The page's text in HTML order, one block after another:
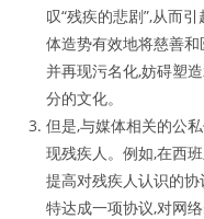
叹“残疾的悲剧”,从而
体造势有效地将慈善
并再现污名化,妨碍塑
分的文化。
但是,与媒体相关的公
现残疾人。例如,在西
提高对残疾人认识的
特达成一项协议,对网